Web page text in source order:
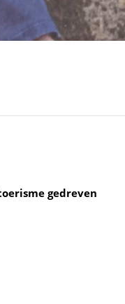
gedreven